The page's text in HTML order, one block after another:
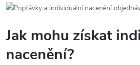
Jak mohu získat
nacenění?